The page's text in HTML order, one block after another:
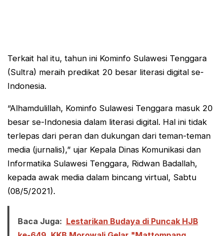
Terkait hal itu, tahun ini Kominfo Sulawesi Tenggara
(Sultra) meraih predikat 20 besar literasi digital se-
Indonesia.
“Alhamdulillah, Kominfo Sulawesi Tenggara masuk 20
besar se-Indonesia dalam literasi digital. Hal ini tidak
terlepas dari peran dan dukungan dari teman-teman
media (jurnalis),” ujar Kepala Dinas Komunikasi dan
Informatika Sulawesi Tenggara, Ridwan Badallah,
kepada awak media dalam bincang virtual, Sabtu
(08/5/2021).
Baca Juga: Lestarikan Budaya di Puncak HJB